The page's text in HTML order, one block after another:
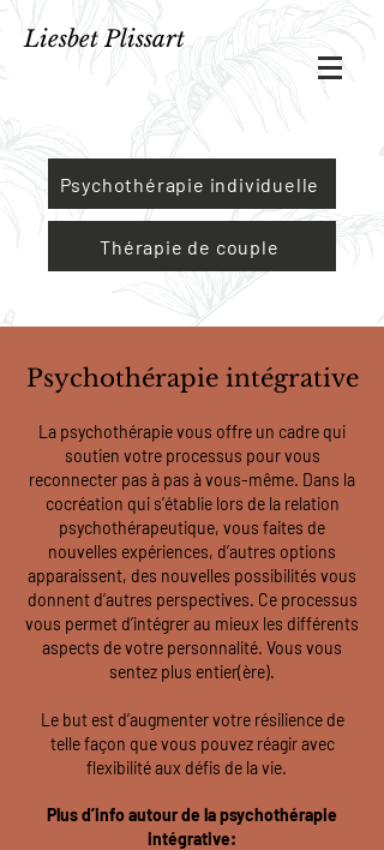
Liesbet Plissart
Psychothérapie individuelle
Thérapie de couple
Psychothérapie intégrative
La psychothérapie vous offre un cadre qui
soutien votre processus pour vous
reconnecter pas à pas à vous-même. Dans la
cocréation qui s’établie lors de la relation
psychothérapeutique, vous faites de
nouvelles expériences, d’autres options
apparaissent, des nouvelles possibilités vous
donnent d’autres perspectives. Ce processus
vous permet d’intégrer au mieux les différents
aspects de votre personnalité. Vous vous
sentez plus entier(ère).
Le but est d’augmenter votre résilience de
telle façon que vous pouvez réagir avec
flexibilité aux défis de la vie.
Plus d’info autour de la psychothérapie
intégrative: